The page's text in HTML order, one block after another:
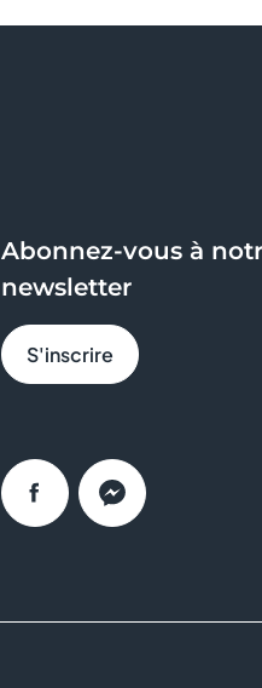
Abonnez-vous à
newsletter
S'inscrire
FacebookMessenger